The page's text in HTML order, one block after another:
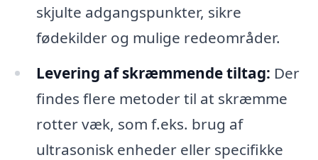
skjulte adgangspunkter, sikre
fødekilder og mulige redeområder.
Levering af skræmmende tiltag: Der
findes flere metoder til at skræmme
rotter væk, som f.eks. brug af
ultrasonisk enheder eller specifikke